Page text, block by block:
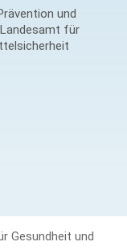
und
für
Gesundheit und